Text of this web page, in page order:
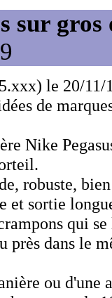
sur
le 20/11/
de
Nike
robuste,
et sortie
qui
dans le
ou d'une